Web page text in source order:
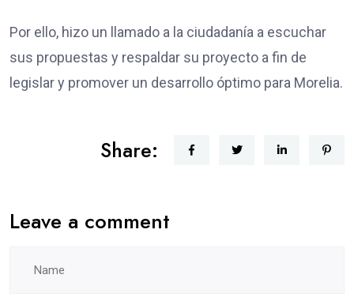
Por ello, hizo un llamado a la ciudadanía a escuchar
sus propuestas y respaldar su proyecto a fin de
legislar y promover un desarrollo óptimo para Morelia.
Share:
Leave a comment